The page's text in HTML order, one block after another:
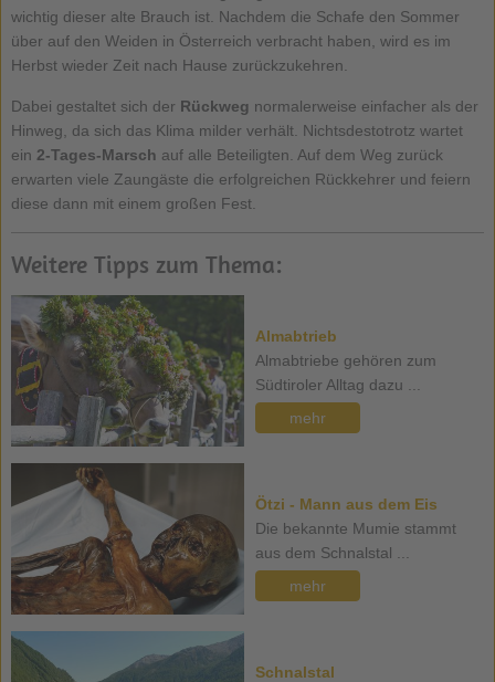
wichtig dieser alte Brauch ist. Nachdem die Schafe den Sommer
über auf den Weiden in Österreich verbracht haben, wird es im
Herbst wieder Zeit nach Hause zurückzukehren.
Dabei gestaltet sich der Rückweg normalerweise einfacher als der
Hinweg, da sich das Klima milder verhält. Nichtsdestotrotz wartet
ein 2-Tages-Marsch auf alle Beteiligten. Auf dem Weg zurück
erwarten viele Zaungäste die erfolgreichen Rückkehrer und feiern
diese dann mit einem großen Fest.
Weitere Tipps zum Thema:
Almabtrieb
Almabtriebe gehören zum
Südtiroler Alltag dazu ...
mehr
Ötzi - Mann aus dem Eis
Die bekannte Mumie stammt
aus dem Schnalstal ...
mehr
Schnalstal